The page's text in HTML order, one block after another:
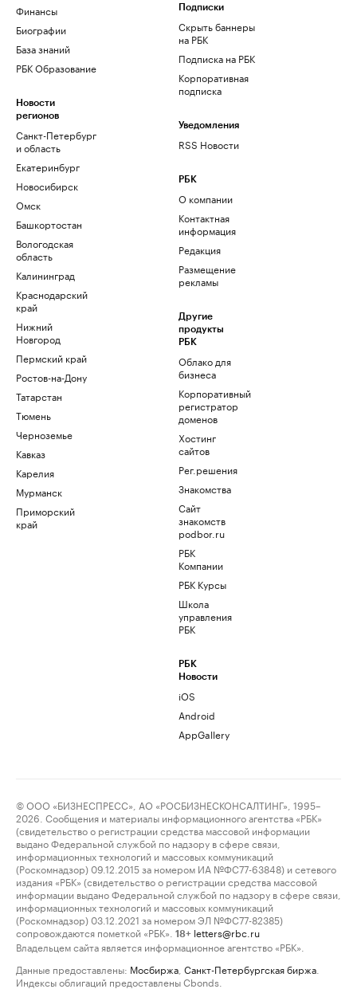
Финансы
Биографии
База знаний
РБК Образование
Новости
регионов
Санкт-Петербург
и область
Екатеринбург
Новосибирск
Омск
Башкортостан
Вологодская
область
Калининград
Краснодарский
край
Нижний
Новгород
Пермский край
Ростов-на-Дону
Татарстан
Тюмень
Черноземье
Кавказ
Карелия
Мурманск
Приморский
край
Подписки
Скрыть баннеры
на РБК
Подписка на РБК
Корпоративная
подписка
Уведомления
RSS Новости
РБК
О компании
Контактная
информация
Редакция
Размещение
рекламы
Другие
продукты
РБК
Облако для
бизнеса
Корпоративный
регистратор
доменов
Хостинг
сайтов
Рег.решения
Знакомства
Сайт
знакомств
podbor.ru
РБК
Компании
РБК Курсы
Школа
управления
РБК
РБК
Новости
iOS
Android
AppGallery
© ООО «БИЗНЕСПРЕСС», АО «РОСБИЗНЕСКОНСАЛТИНГ», 1995–
2026. Сообщения и материалы информационного агентства «РБК»
(свидетельство о регистрации средства массовой информации
выдано Федеральной службой по надзору в сфере связи,
информационных технологий и массовых коммуникаций
(Роскомнадзор) 09.12.2015 за номером ИА №ФС77-63848) и сетевого
издания «РБК» (свидетельство о регистрации средства массовой
информации выдано Федеральной службой по надзору в сфере связи,
информационных технологий и массовых коммуникаций
(Роскомнадзор) 03.12.2021 за номером ЭЛ №ФС77-82385)
сопровождаются пометкой «РБК».
18+ letters@rbc.ru
Владельцем сайта является информационное агентство «РБК».
Данные предоставлены: Мосбиржа Санкт-Петербургская биржа
Индексы облигаций предоставлены Cbonds.